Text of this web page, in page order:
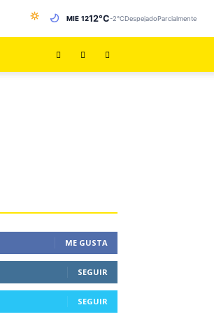
MIÉ 1212°C-2°CDespejadoParcialmente
ME GUSTA
SEGUIR
SEGUIR